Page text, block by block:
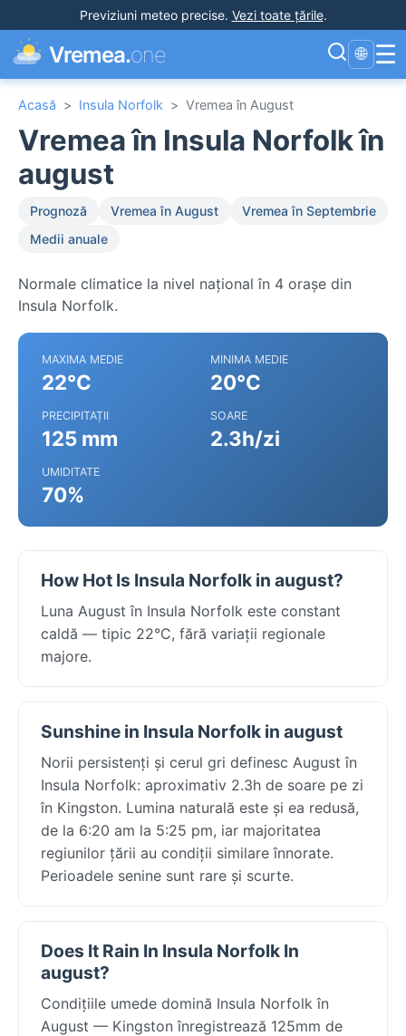
Previziuni meteo precise. Vezi toate țările.
Vremea.one 🌐 ☰
Acasă > Insula Norfolk > Vremea în August
Vremea în Insula Norfolk în
august
Prognoză Vremea în August
Vremea în Septembrie
Medii anuale
Normale climatice la nivel național în 4 orașe din
Insula Norfolk.
MAXIMA MEDIE
22°C
MINIMA MEDIE
20°C
PRECIPITAȚII
125 mm
SOARE
2.3h/zi
UMIDITATE
70%
How Hot Is Insula Norfolk in august?
Luna August în Insula Norfolk este constant
caldă — tipic 22°C, fără variații regionale
majore.
Sunshine in Insula Norfolk in august
Norii persistenți și cerul gri definesc August în
Insula Norfolk: aproximativ 2.3h de soare pe zi
în Kingston. Lumina naturală este și ea redusă,
de la 6:20 am la 5:25 pm, iar majoritatea
regiunilor țării au condiții similare înnorate.
Perioadele senine sunt rare și scurte.
Does It Rain In Insula Norfolk In
august?
Condițiile umede domină Insula Norfolk în
August — Kingston înregistrează 125mm de